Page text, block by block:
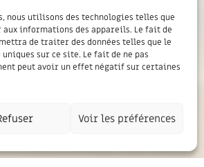
utilisons des technologies telles que
informations des appareils. Le fait de
de traiter des données telles que le
sur ce site. Le fait de ne pas
peut avoir un effet négatif sur certaines
Voir les préférences